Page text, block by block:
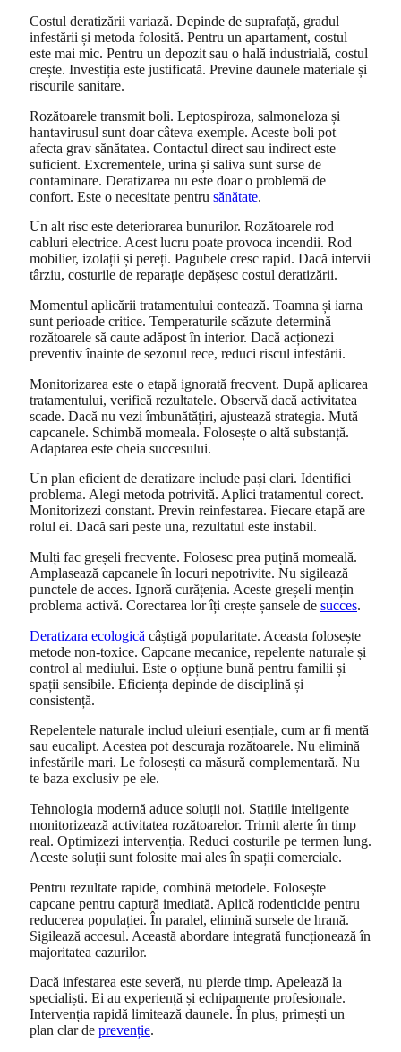
Costul deratizării variază. Depinde de suprafață, gradul
infestării și metoda folosită. Pentru un apartament, costul
este mai mic. Pentru un depozit sau o hală industrială, costul
crește. Investiția este justificată. Previne daunele materiale și
riscurile sanitare.
Rozătoarele transmit boli. Leptospiroza, salmoneloza și
hantavirusul sunt doar câteva exemple. Aceste boli pot
afecta grav sănătatea. Contactul direct sau indirect este
suficient. Excrementele, urina și saliva sunt surse de
contaminare. Deratizarea nu este doar o problemă de
confort. Este o necesitate pentru sănătate.
Un alt risc este deteriorarea bunurilor. Rozătoarele rod
cabluri electrice. Acest lucru poate provoca incendii. Rod
mobilier, izolații și pereți. Pagubele cresc rapid. Dacă intervii
târziu, costurile de reparație depășesc costul deratizării.
Momentul aplicării tratamentului contează. Toamna și iarna
sunt perioade critice. Temperaturile scăzute determină
rozătoarele să caute adăpost în interior. Dacă acționezi
preventiv înainte de sezonul rece, reduci riscul infestării.
Monitorizarea este o etapă ignorată frecvent. După aplicarea
tratamentului, verifică rezultatele. Observă dacă activitatea
scade. Dacă nu vezi îmbunătățiri, ajustează strategia. Mută
capcanele. Schimbă momeala. Folosește o altă substanță.
Adaptarea este cheia succesului.
Un plan eficient de deratizare include pași clari. Identifici
problema. Alegi metoda potrivită. Aplici tratamentul corect.
Monitorizezi constant. Previn reinfestarea. Fiecare etapă are
rolul ei. Dacă sari peste una, rezultatul este instabil.
Mulți fac greșeli frecvente. Folosesc prea puțină momeală.
Amplasează capcanele în locuri nepotrivite. Nu sigilează
punctele de acces. Ignoră curățenia. Aceste greșeli mențin
problema activă. Corectarea lor îți crește șansele de succes.
Deratizara ecologică câștigă popularitate. Aceasta folosește
metode non-toxice. Capcane mecanice, repelente naturale și
control al mediului. Este o opțiune bună pentru familii și
spații sensibile. Eficiența depinde de disciplină și
consistență.
Repelentele naturale includ uleiuri esențiale, cum ar fi mentă
sau eucalipt. Acestea pot descuraja rozătoarele. Nu elimină
infestările mari. Le folosești ca măsură complementară. Nu
te baza exclusiv pe ele.
Tehnologia modernă aduce soluții noi. Stațiile inteligente
monitorizează activitatea rozătoarelor. Trimit alerte în timp
real. Optimizezi intervenția. Reduci costurile pe termen lung.
Aceste soluții sunt folosite mai ales în spații comerciale.
Pentru rezultate rapide, combină metodele. Folosește
capcane pentru captură imediată. Aplică rodenticide pentru
reducerea populației. În paralel, elimină sursele de hrană.
Sigilează accesul. Această abordare integrată funcționează în
majoritatea cazurilor.
Dacă infestarea este severă, nu pierde timp. Apelează la
specialiști. Ei au experiență și echipamente profesionale.
Intervenția rapidă limitează daunele. În plus, primești un
plan clar de prevenție.